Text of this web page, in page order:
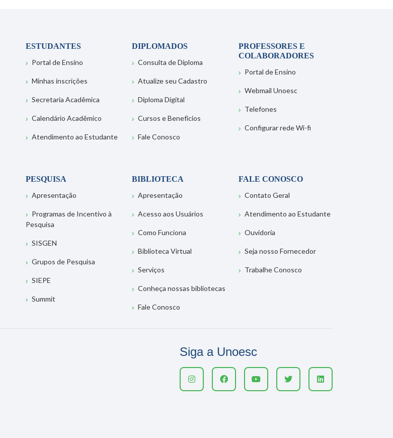
ESTUDANTES
Portal de Ensino
Minhas inscrições
Secretaria Acadêmica
Calendário Acadêmico
Atendimento ao Estudante
DIPLOMADOS
Consulta de Diploma
Atualize seu Cadastro
Diploma Digital
Cursos e Benefícios
Fale Conosco
PROFESSORES E
COLABORADORES
Portal de Ensino
Webmail Unoesc
Telefones
Configurar rede Wi-fi
PESQUISA
Apresentação
Programas de Incentivo à
Pesquisa
SISGEN
Grupos de Pesquisa
SIEPE
Summit
BIBLIOTECA
Apresentação
Acesso aos Usuários
Como Funciona
Biblioteca Virtual
Serviços
Conheça nossas bibliotecas
Fale Conosco
FALE CONOSCO
Contato Geral
Atendimento ao Estudante
Ouvidoria
Seja nosso Fornecedor
Trabalhe Conosco
Siga a Unoesc